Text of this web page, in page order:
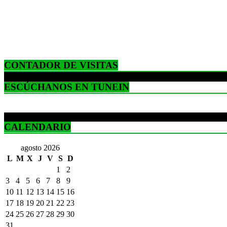
CONTADOR DE VISITAS
ESCÚCHANOS EN TUNEIN
CALENDARIO
agosto 2026
L M X J V S D
1
2
3
4 5 6 7 8
9
10 11 12 13 14 15 16
17 18 19 20 21 22 23
24 25 26 27 28 29 30
31